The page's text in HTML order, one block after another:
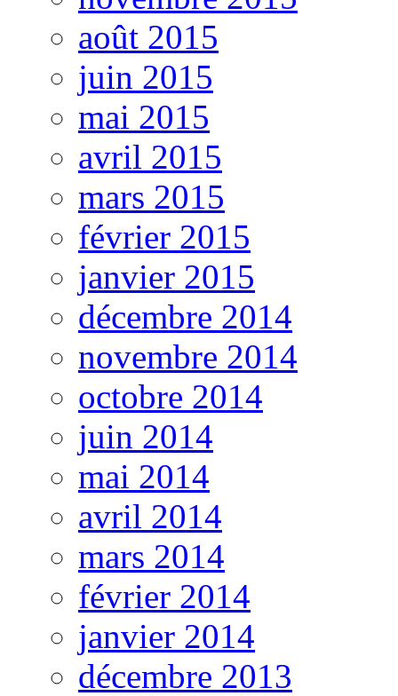
août 2015
juin 2015
mai 2015
avril 2015
mars 2015
février 2015
janvier 2015
décembre 2014
novembre 2014
octobre 2014
juin 2014
mai 2014
avril 2014
mars 2014
février 2014
janvier 2014
décembre 2013